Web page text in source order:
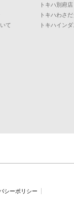
て
トキハ別府店
トキハわさ
トキハイン
シーポリシー